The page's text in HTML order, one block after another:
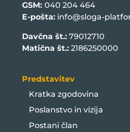
GSM: 040 204 464
E-pošta: info@sloga-
Davčna št.:79012710
Matična št.:2186250000
Predstavitev
Kratka zgodovina
Poslanstvo in vizija
Postani član